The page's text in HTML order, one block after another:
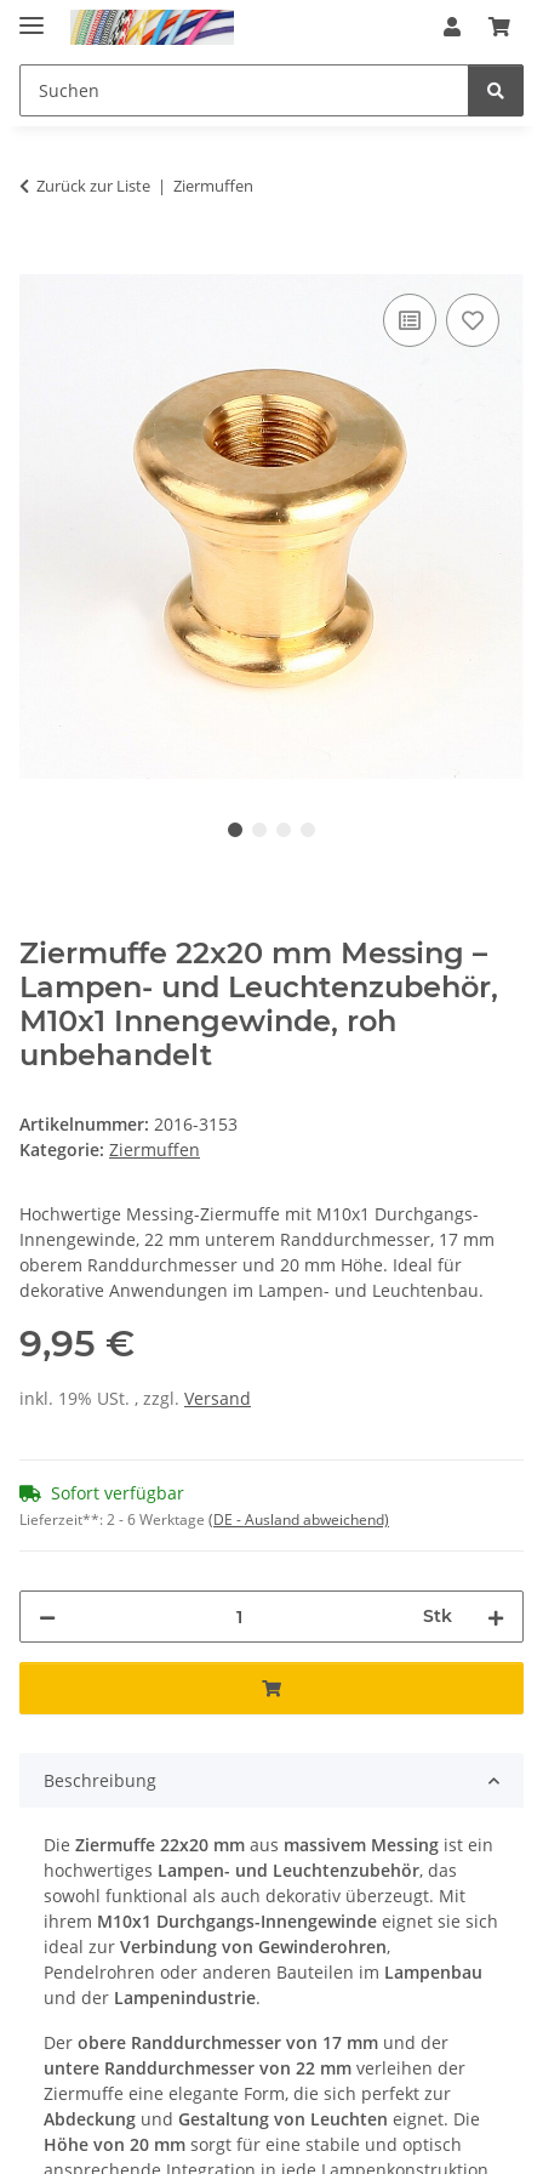
Zurück zur Liste Ziermuffen
Ziermuffe 22x20 mm Messing –
Lampen- und Leuchtenzubehör,
M10x1 Innengewinde, roh
unbehandelt
Artikelnummer: 2016-3153
Kategorie: Ziermuffen
Hochwertige Messing-Ziermuffe mit M10x1 Durchgangs-
Innengewinde, 22 mm unterem Randdurchmesser, 17 mm
oberem Randdurchmesser und 20 mm Höhe. Ideal für
dekorative Anwendungen im Lampen- und Leuchtenbau.
9,95 €
inkl. 19% USt. , zzgl. Versand
Sofort verfügbar
Lieferzeit**:2 - 6 Werktage (DE - Ausland abweichend)
Stk
Beschreibung
Die Ziermuffe 22x20 mm aus massivem Messing ist ein
hochwertiges Lampen- und Leuchtenzubehör, das
sowohl funktional als auch dekorativ überzeugt. Mit
ihrem M10x1 Durchgangs-Innengewinde eignet sie sich
ideal zur Verbindung von Gewinderohren,
Pendelrohren oder anderen Bauteilen im Lampenbau
und der Lampenindustrie.
Der obere Randdurchmesser von 17 mm und der
untere Randdurchmesser von 22 mm verleihen der
Ziermuffe eine elegante Form, die sich perfekt zur
Abdeckung und Gestaltung von Leuchten eignet. Die
Höhe von 20 mm sorgt für eine stabile und optisch